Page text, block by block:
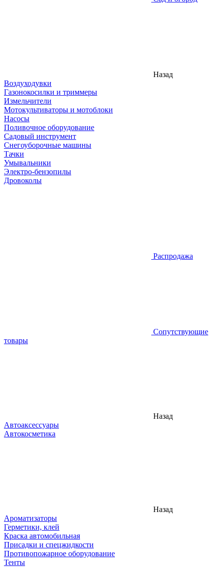
Назад
Воздуходувки
Газонокосилки и триммеры
Измельчители
Мотокультиваторы и мотоблоки
Насосы
Поливочное оборудование
Садовый инструмент
Снегоуборочные машины
Тачки
Умывальники
Электро-бензопилы
Дровоколы
Распродажа
Сопутствующие
товары
Назад
Автоаксессуары
Автокосметика
Назад
Ароматизаторы
Герметики, клей
Краска автомобильная
Присадки и спецжидкости
Противопожарное оборудование
Тенты